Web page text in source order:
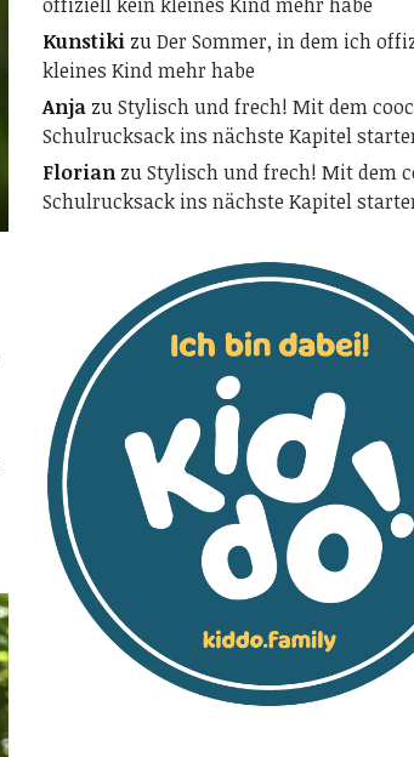
KunstikizuDer Sommer, in dem ich
kleines Kind mehr habe
AnjazuStylisch und frech! Mit dem
Schulrucksack ins nächste Kapitel
FlorianzuStylisch und frech! Mit dem
Schulrucksack ins nächste Kapitel